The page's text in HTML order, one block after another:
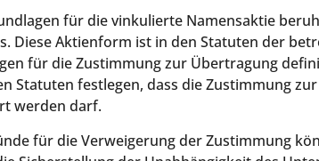
für die vinkulierte Namensaktie
Diese Aktienform ist in den Statuten der
für die Zustimmung zur Übertragung
Statuten festlegen, dass die Zustimmung
werden darf.
für die Verweigerung der Zustimmung